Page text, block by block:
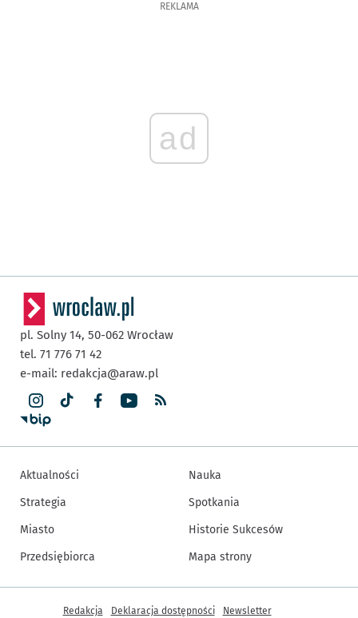
REKLAMA
ad
pl. Solny 14, 50-062 Wrocław
tel. 71 776 71 42
e-mail: redakcja@araw.pl
Aktualności
Strategia
Miasto
Przedsiębiorca
Nauka
Spotkania
Historie Sukcesów
Mapa strony
Inne informacje
Redakcja Deklaracja dostępności Newsletter